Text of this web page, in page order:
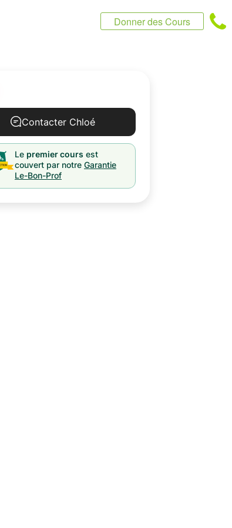
Donner des Cours
Contacter Chloé
Le premier cours est
couvert par notre Garantie
Le-Bon-Prof